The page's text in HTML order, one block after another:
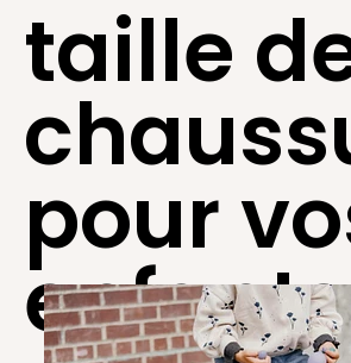
taille
pour
enfants